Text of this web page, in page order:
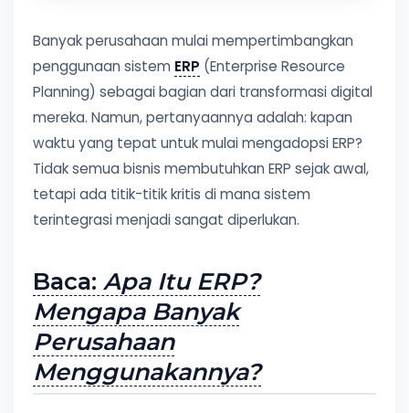
Banyak perusahaan mulai mempertimbangkan
penggunaan sistem ERP (Enterprise Resource
Planning) sebagai bagian dari transformasi digital
mereka. Namun, pertanyaannya adalah: kapan
waktu yang tepat untuk mulai mengadopsi ERP?
Tidak semua bisnis membutuhkan ERP sejak awal,
tetapi ada titik-titik kritis di mana sistem
terintegrasi menjadi sangat diperlukan.
Baca:Apa Itu ERP?
Mengapa Banyak
Perusahaan
Menggunakannya?